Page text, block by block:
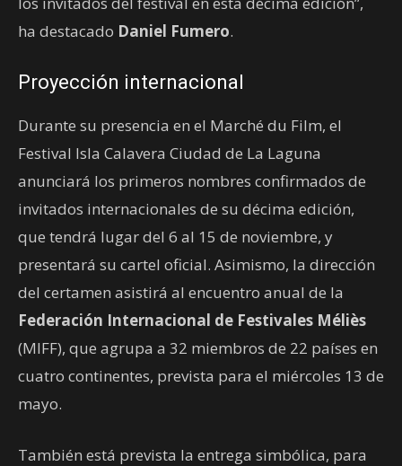
ha destacado Daniel Fumero.
Proyección internacional
Durante su presencia en el Marché du Film, el
Festival Isla Calavera Ciudad de La Laguna
anunciará los primeros nombres confirmados de
invitados internacionales de su décima edición,
que tendrá lugar del 6 al 15 de noviembre, y
presentará su cartel oficial. Asimismo, la dirección
del certamen asistirá al encuentro anual de la
Federación Internacional de Festivales Méliès
(MIFF), que agrupa a 32 miembros de 22 países en
cuatro continentes, prevista para el miércoles 13 de
mayo.
También está prevista la entrega simbólica, para